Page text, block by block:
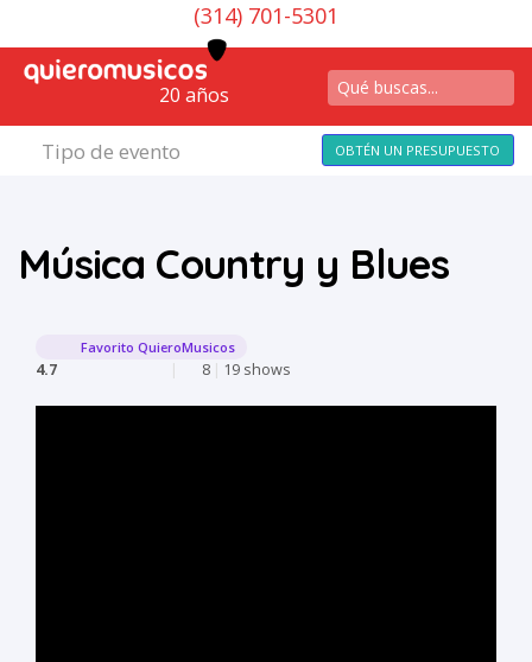
(314) 701-5301
20 años
Tipo de evento OBTÉN UN PRESUPUESTO
Música Country y Blues
Favorito QuieroMusicos
4.7 | 8 | 19 shows